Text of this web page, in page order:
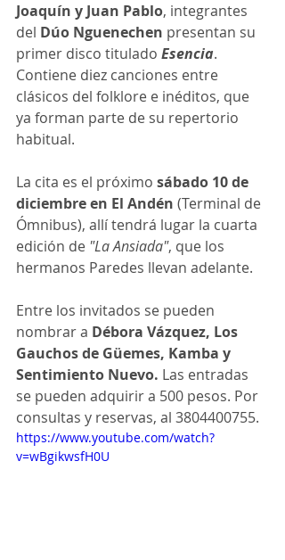
Joaquín y Juan Pablo, integrantes
del Dúo Nguenechen presentan su
primer disco titulado Esencia.
Contiene diez canciones entre
clásicos del folklore e inéditos, que
ya forman parte de su repertorio
habitual.
La cita es el próximo sábado 10 de
diciembre en El Andén (Terminal de
Ómnibus), allí tendrá lugar la cuarta
edición de "La Ansiada", que los
hermanos Paredes llevan adelante.
Entre los invitados se pueden
nombrar a Débora Vázquez, Los
Gauchos de Güemes, Kamba y
Sentimiento Nuevo. Las entradas
se pueden adquirir a 500 pesos. Por
consultas y reservas, al 3804400755.
https://www.youtube.com/watch?
v=wBgikwsfH0U